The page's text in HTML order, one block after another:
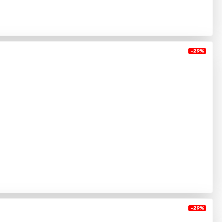
-29%
-29%